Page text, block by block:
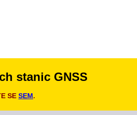
stanic GNSS
SE SEM.